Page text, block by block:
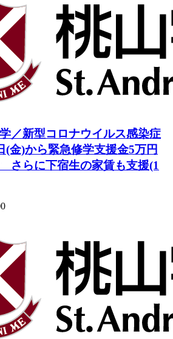
／新型コロナウイルス感染症
(金)から緊急修学支援金5万円
さらに下宿生の家賃も支援(1